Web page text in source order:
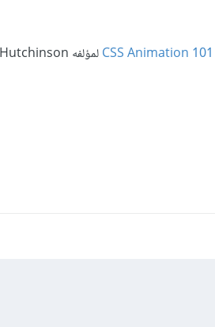
CSS Animation 101لمؤلفه Donovan Hutchinson.